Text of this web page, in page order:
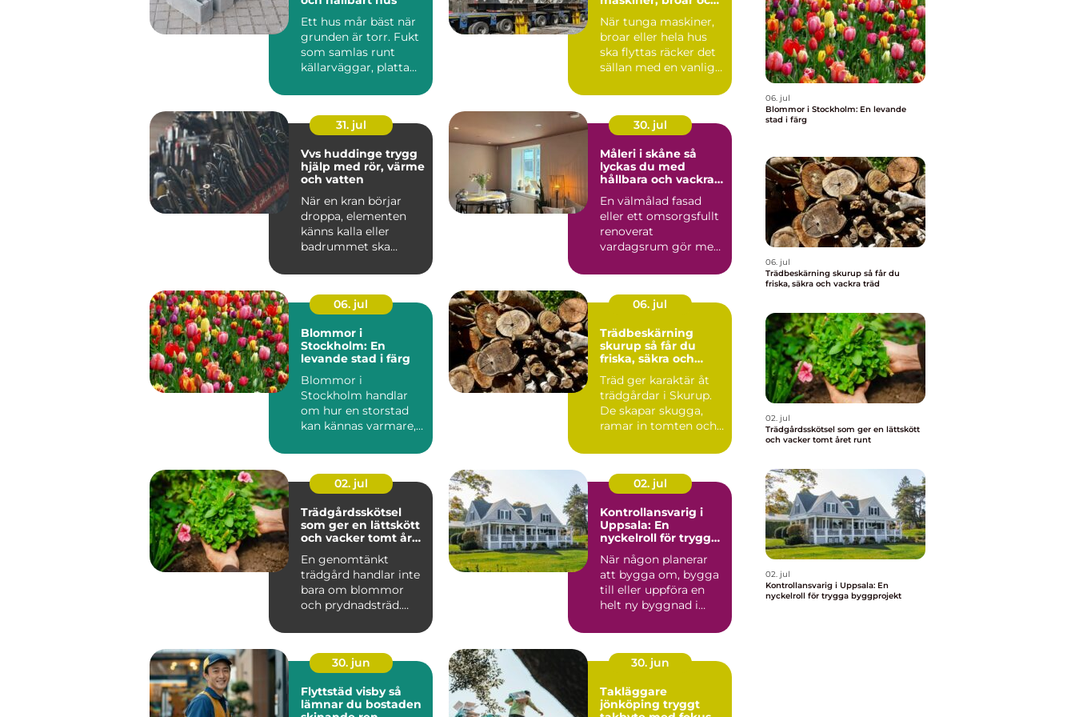
Ett hus mår bäst när
grunden är torr. Fukt
som samlas runt
källarväggar, platta
När tunga maskiner,
broar eller hela hus
ska flyttas räcker det
sällan med en vanlig
31. jul
Vvs huddinge trygg
hjälp med rör, värme
och vatten
När en kran börjar
droppa, elementen
känns kalla eller
badrummet ska
plötsligt my...
30. jul
Måleri i skåne så
lyckas du med
hållbara och vackra
En välmålad fasad
eller ett omsorgsfullt
renoverat
vardagsrum gör mer
ut. Fä...
06. jul
Blommor i
Stockholm: En
levande stad i färg
Blommor i
Stockholm handlar
om hur en storstad
kan kännas varmare,
personlig ge...
06. jul
Trädbeskärning
skurup så får du
friska, säkra och
Träd ger karaktär åt
trädgårdar i Skurup.
De skapar skugga,
ramar in tomten och
02. jul
Trädgårdsskötsel
som ger en lättskött
och vacker tomt året
En genomtänkt
trädgård handlar inte
bara om blommor
och prydnadsträd.
fastighet ...
02. jul
Kontrollansvarig i
Uppsala: En
nyckelroll för trygga
När någon planerar
att bygga om, bygga
till eller uppföra en
helt ny byggnad i
30. jun
Flyttstäd visby så
lämnar du bostaden
30. jun
Takläggare
jönköping tryggt
06. jul
Blommor i Stockholm: En levande
stad i färg
06. jul
Trädbeskärning skurup så får du
friska, säkra och vackra träd
02. jul
Trädgårdsskötsel som ger en lättskött
och vacker tomt året runt
02. jul
Kontrollansvarig i Uppsala: En
nyckelroll för trygga byggprojekt